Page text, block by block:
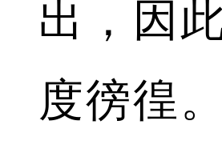
出，因
度徬徨